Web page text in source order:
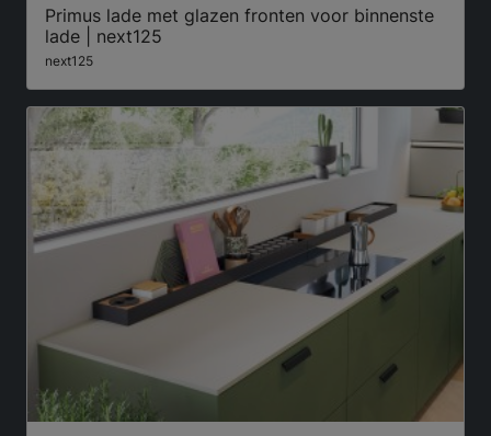
Primus lade met glazen fronten voor binnenste
lade | next125
next125